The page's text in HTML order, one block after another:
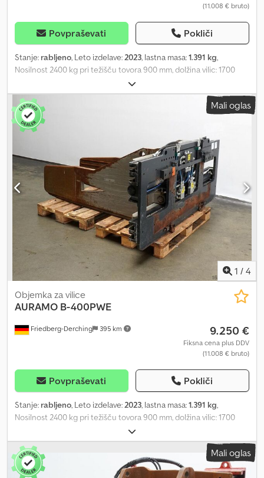
(11.008 € bruto)
Povpraševati Pokliči
Stanje: rabljeno, Leto izdelave:2023, lastna masa:1.391 kg,
Nosilnost 2400 kg pri težišču tovora 900 mm, dolžina vilic: 1700
mm, gradbena širina: 1830 mm, območje odpiranja: 710 - 2740 mm,
obešanje: FEM3A, izstopna mera: 238 mm, lastno težišče: 388 mm.
Rabljena Auramo klešča za bale s stranskim pomikom, stranski
pomik odvisen od območja odpiranja, širina 1830 mm, območje
odpiranja 710 - 2740 mm, dolžina in višina rok 1700 x 500 mm, s
priključnimi cevmi, širina nosilca vilic: 1830, dolžina vilic: 1700,
težišče tovora: 900, lastno težišče: 388. Codpfx Anoyfxk Dsmjha
Mali oglas
1 / 4
Friedberg-Derching 395 km
Objemka za vilice
AURAMO B-400PWE
9.250 €
Fiksna cena plus DDV
(11.008 € bruto)
Povpraševati Pokliči
Stanje: rabljeno, Leto izdelave:2023, lastna masa:1.391 kg,
Nosilnost 2400 kg pri težišču tovora 900 mm, dolžina vilic: 1700
mm, gradbena širina: 1830 mm, območje odpiranja: 710 - 2740 mm,
obešalo: FEM3A, mere izrastka: 238 mm, lasten težiščni položaj: 388
mm. Rabljena Auramo klešča za bale s stranskim pomikom, stranski
pomik odvisen od območja odpiranja, širina 1830 mm, območje
Mali oglas